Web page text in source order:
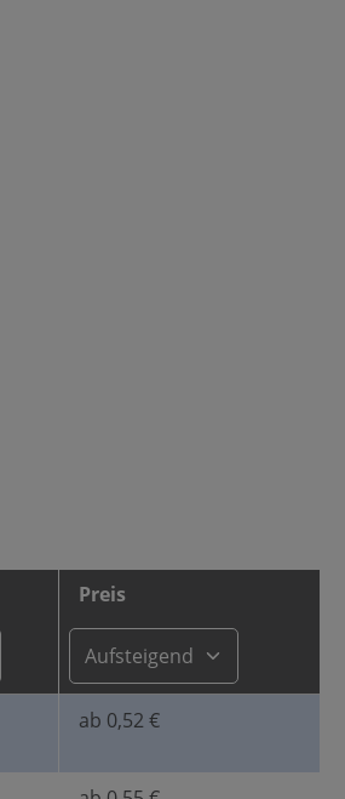
Preis
ab 0,52 €